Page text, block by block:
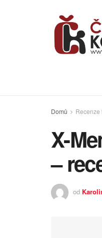
Domů Recenze
X-
–
od